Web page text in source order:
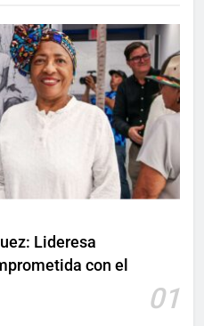
Lideresa
con el
01